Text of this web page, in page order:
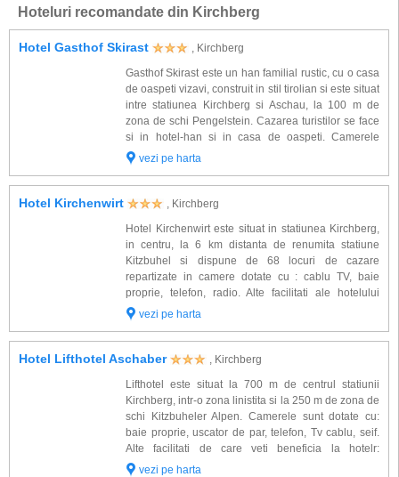
Hoteluri recomandate din Kirchberg
Hotel Gasthof Skirast
, Kirchberg
Gasthof Skirast este un han familial rustic, cu o casa
de oaspeti vizavi, construit in stil tirolian si este situat
intre statiunea Kirchberg si Aschau, la 100 m de
zona de schi Pengelstein. Cazarea turistilor se face
si in hotel-han si in casa de oaspeti. Camerele
complexului sunt dotate cu: baie proprie, TV cu radio
vezi pe harta
Hotel Kirchenwirt
, Kirchberg
Hotel Kirchenwirt este situat in statiunea Kirchberg,
in centru, la 6 km distanta de renumita statiune
Kitzbuhel si dispune de 68 locuri de cazare
repartizate in camere dotate cu : cablu TV, baie
proprie, telefon, radio. Alte facilitati ale hotelului
Kirchenwirt: restaurant, lobby bar, lift, seif, parcare
vezi pe harta
Hotel Lifthotel Aschaber
, Kirchberg
Lifthotel este situat la 700 m de centrul statiunii
Kirchberg, intr-o zona linistita si la 250 m de zona de
schi Kitzbuheler Alpen. Camerele sunt dotate cu:
baie proprie, uscator de par, telefon, Tv cablu, seif.
Alte facilitati de care veti beneficia la hotelr:
restaurant, bar, sauna, solar, parcare, camera de zi
vezi pe harta